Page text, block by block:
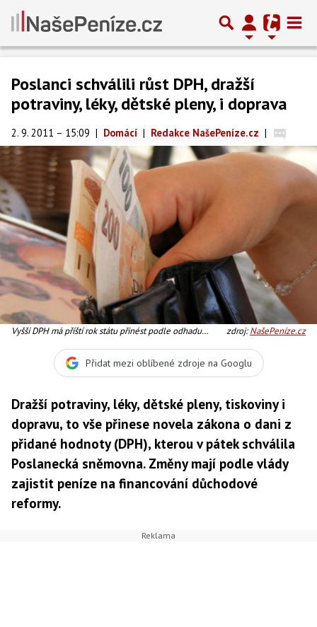
Poslanci schválili růst DPH, dražší
potraviny, léky, dětské pleny, i doprava
2. 9. 2011 – 15:09 | Domácí | Redakce NašePeníze.cz |
Vyšší DPH má příští rok státu přinést podle odhadu
už bude 22,5 miliardy korun navíc, Foto: SXC
zdroj:NašePeníze.cz
Přidat mezi oblíbené zdroje na Googlu
Dražší potraviny, léky, dětské pleny, tiskoviny i
dopravu, to vše přinese novela zákona o dani z
přidané hodnoty (DPH), kterou v pátek schválila
Poslanecká sněmovna. Změny mají podle vlády
zajistit peníze na financování důchodové
reformy.